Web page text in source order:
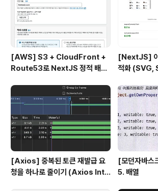
[AWS] S3 + CloudFront +
Route53로 NextJS 정적 배포
[NextJS] 이
적화 (SVG,
[Axios] 중복된 토큰 재발급 요
청을 하나로 줄이기 (Axios Inte
[모던자바
5. 배열